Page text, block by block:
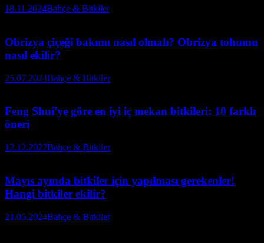
18.11.2024Bahçe & Bitkiler
Obrizya çiçeği bakımı nasıl olmalı? Obrizya tohumu
nasıl ekilir?
25.07.2024Bahçe & Bitkiler
Feng Shui'ye göre en iyi iç mekan bitkileri: 10 farklı
öneri
12.12.2022Bahçe & Bitkiler
Mayıs ayında bitkiler için yapılması gerekenler!
Hangi bitkiler ekilir?
21.05.2024Bahçe & Bitkiler